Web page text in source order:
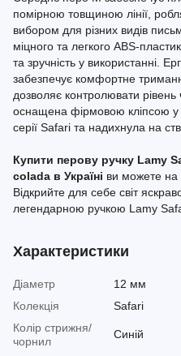
помірною товщиною лінії,
вибором для різних видів
міцного та легкого ABS-
та зручність у використанні.
забезпечує комфортне
дозволяє контролювати
оснащена фірмовою кліпсою у
серії Safari та надихнула на
Купити перову ручку Lamy
colada в Україні ви можете на
Відкрийте для себе світ
легендарною ручкою Lamy
Характеристики
Діаметр
12 мм
Колекція
Safari
Колір стрижня/
чорнил
Синій